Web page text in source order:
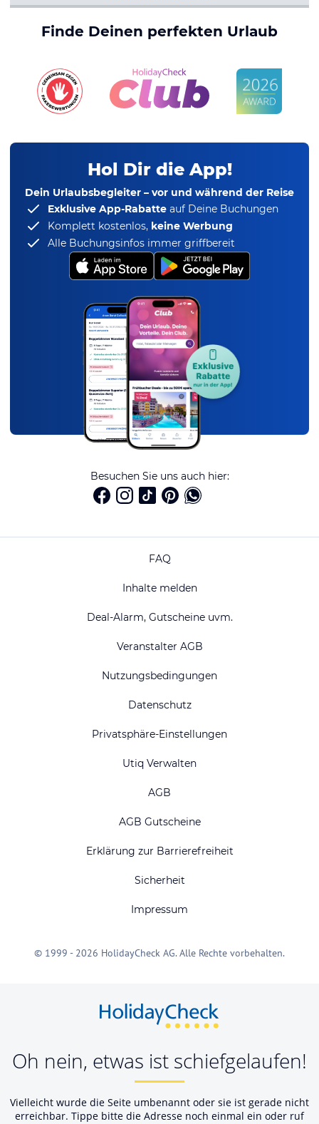
Finde Deinen perfekten Urlaub
Hol Dir die App!
Dein Urlaubsbegleiter – vor und während der Reise
Exklusive App-Rabatte auf Deine Buchungen
Komplett kostenlos, keine Werbung
Alle Buchungsinfos immer griffbereit
Besuchen Sie uns auch hier:
FAQ
Inhalte melden
Deal-Alarm, Gutscheine uvm.
Veranstalter AGB
Nutzungsbedingungen
Datenschutz
Privatsphäre-Einstellungen
Utiq Verwalten
AGB
AGB Gutscheine
Erklärung zur Barrierefreiheit
Sicherheit
Impressum
© 1999 - 2026 HolidayCheck AG. Alle Rechte vorbehalten.
Oh nein, etwas ist schiefgelaufen!
Vielleicht wurde die Seite umbenannt oder sie ist gerade nicht
erreichbar. Tippe bitte die Adresse noch einmal ein oder ruf